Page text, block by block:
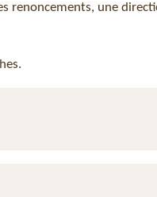
renoncements, une